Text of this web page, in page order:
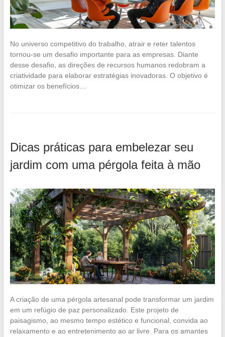
No universo competitivo do trabalho, atrair e reter talentos
tornou-se um desafio importante para as empresas. Diante
desse desafio, as direções de recursos humanos redobram a
criatividade para elaborar estratégias inovadoras. O objetivo é
otimizar os benefícios…
Dicas práticas para embelezar seu
jardim com uma pérgola feita à mão
A criação de uma pérgola artesanal pode transformar um jardim
em um refúgio de paz personalizado. Este projeto de
paisagismo, ao mesmo tempo estético e funcional, convida ao
relaxamento e ao entretenimento ao ar livre. Para os amantes